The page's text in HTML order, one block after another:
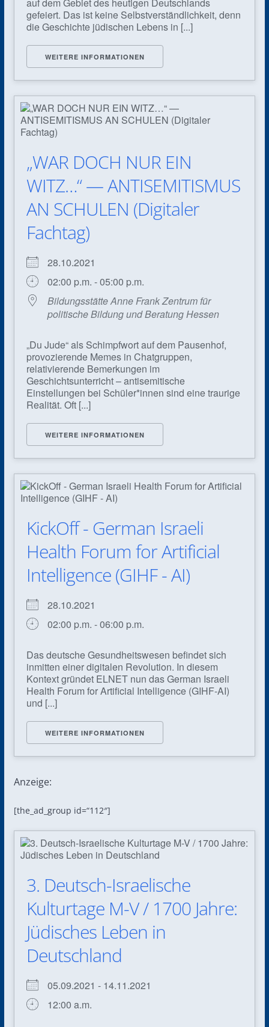
gefeiert. Das ist keine Selbstverständlichkeit, denn
die Geschichte jüdischen Lebens in [...]
WEITERE INFORMATIONEN
„WAR DOCH NUR EIN
WITZ…“ — ANTISEMITISMUS
AN SCHULEN (Digitaler
Fachtag)
28.10.2021
02:00 p.m. - 05:00 p.m.
Bildungsstätte Anne Frank Zentrum für
politische Bildung und Beratung Hessen
„Du Jude“ als Schimpfwort auf dem Pausenhof,
provozierende Memes in Chatgruppen,
relativierende Bemerkungen im
Geschichtsunterricht – antisemitische
Einstellungen bei Schüler*innen sind eine traurige
Realität. Oft [...]
WEITERE INFORMATIONEN
KickOff - German Israeli
Health Forum for Artificial
Intelligence (GIHF - AI)
28.10.2021
02:00 p.m. - 06:00 p.m.
Das deutsche Gesundheitswesen befindet sich
inmitten einer digitalen Revolution. In diesem
Kontext gründet ELNET nun das German Israeli
Health Forum for Artificial Intelligence (GIHF-AI)
und [...]
WEITERE INFORMATIONEN
Anzeige:
[the_ad_group id=“112″]
3. Deutsch-Israelische
Kulturtage M-V / 1700 Jahre:
Jüdisches Leben in
Deutschland
05.09.2021 - 14.11.2021
12:00 a.m.